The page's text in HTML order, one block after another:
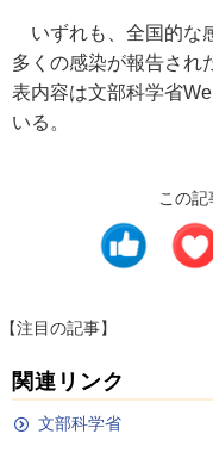
いずれも、全国的な
多くの感染が報告され
表内容は文部科学省
いる。
この
【注目の記事】
関連リンク
文部科学省